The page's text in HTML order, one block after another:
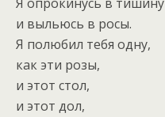
и выльюсь в росы.
Я полюбил тебя одну,
как эти розы,
и этот стол,
и этот дол,